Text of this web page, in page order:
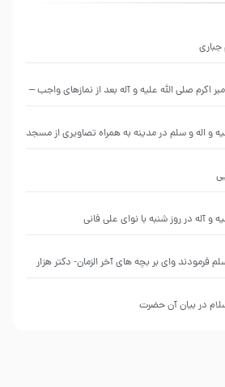
اکرم صلی الله علیه و آله بعد از نمازهای واجب –
و اله و سلم در مدینه به همراه تصاویری از مسجد
و آله در روز شنبه با نوای علی فانی
فرمودند وای بر بچه های آخر الزمان- دکتر هزار
در بیان آن حضرت